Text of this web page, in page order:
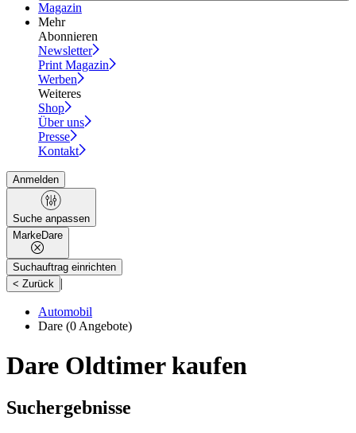
Magazin
Mehr
Abonnieren
Newsletter
Print Magazin
Werben
Weiteres
Shop
Über uns
Presse
Kontakt
Anmelden
Suche anpassen
MarkeDare
Suchauftrag einrichten
< Zurück |
Automobil
Dare (0 Angebote)
Dare Oldtimer kaufen
Suchergebnisse